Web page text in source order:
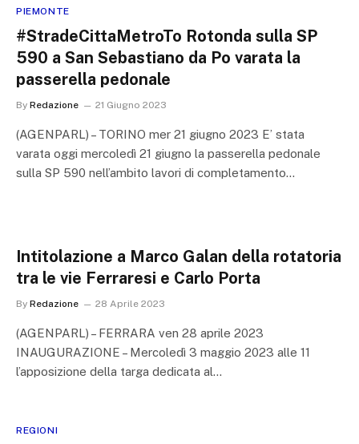
PIEMONTE
#StradeCittaMetroTo Rotonda sulla SP
590 a San Sebastiano da Po varata la
passerella pedonale
By Redazione 21 Giugno 2023
(AGENPARL) – TORINO mer 21 giugno 2023 E’ stata
varata oggi mercoledì 21 giugno la passerella pedonale
sulla SP 590 nell’ambito lavori di completamento…
Intitolazione a Marco Galan della rotatoria
tra le vie Ferraresi e Carlo Porta
By Redazione 28 Aprile 2023
(AGENPARL) – FERRARA ven 28 aprile 2023
INAUGURAZIONE – Mercoledì 3 maggio 2023 alle 11
l’apposizione della targa dedicata al…
REGIONI